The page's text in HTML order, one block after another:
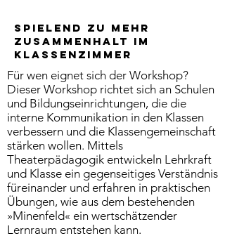
Spielend zu mehr
Zusammenhalt im
Klassenzimmer
Für wen eignet sich der Workshop?
Dieser Workshop richtet sich an Schulen
und Bildungseinrichtungen, die die
interne Kommunikation in den Klassen
verbessern und die Klassengemeinschaft
stärken wollen. Mittels
Theaterpädagogik entwickeln Lehrkraft
und Klasse ein gegenseitiges Verständnis
füreinander und erfahren in praktischen
Übungen, wie aus dem bestehenden
»Minenfeld« ein wertschätzender
Lernraum entstehen kann.